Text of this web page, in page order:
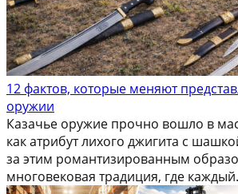
12 фактов, которые меняют
оружии
Казачье оружие прочно вошло в
как атрибут лихого джигита с
за этим романтизированным
многовековая традиция, где